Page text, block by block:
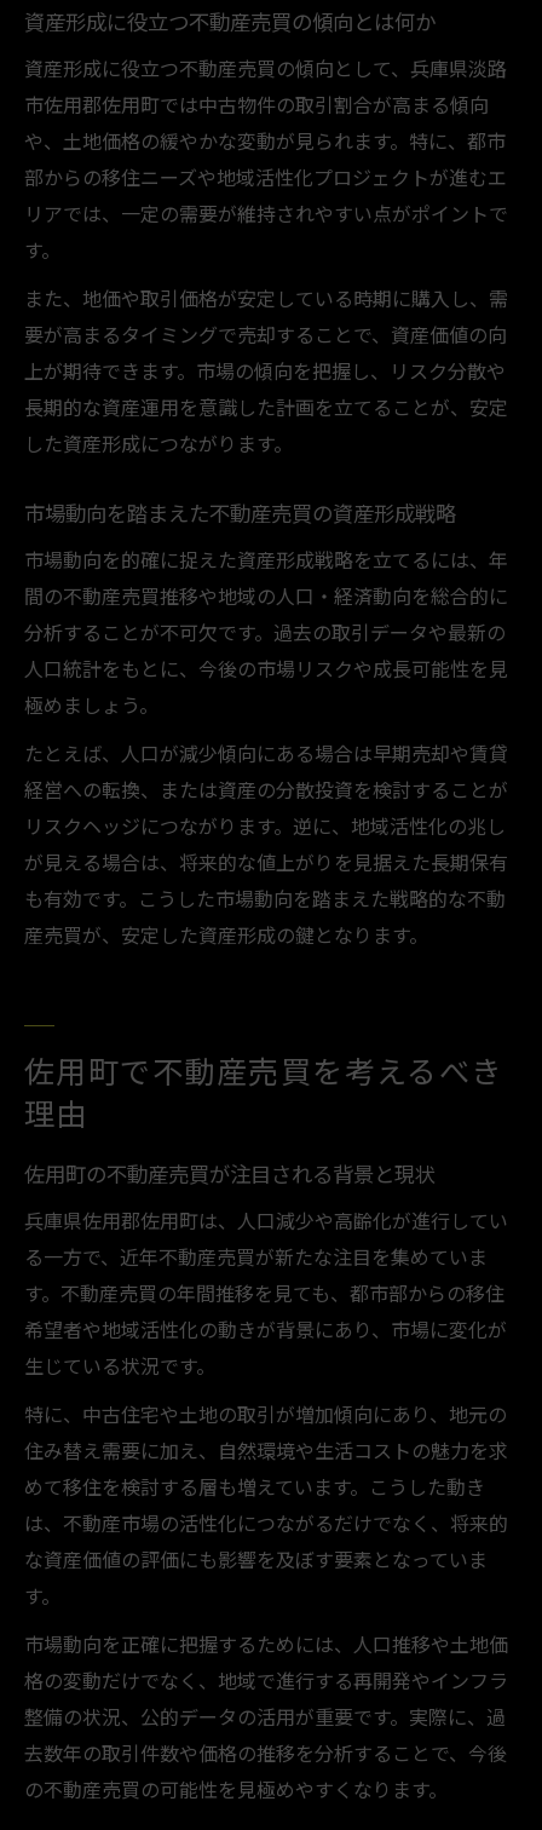
資産形成に役立つ不動産売買の傾向とは何か
資産形成に役立つ不動産売買の傾向として、兵庫県淡路
市佐用郡佐用町では中古物件の取引割合が高まる傾向
や、土地価格の緩やかな変動が見られます。特に、都市
部からの移住ニーズや地域活性化プロジェクトが進むエ
リアでは、一定の需要が維持されやすい点がポイントで
す。
また、地価や取引価格が安定している時期に購入し、需
要が高まるタイミングで売却することで、資産価値の向
上が期待できます。市場の傾向を把握し、リスク分散や
長期的な資産運用を意識した計画を立てることが、安定
した資産形成につながります。
市場動向を踏まえた不動産売買の資産形成戦略
市場動向を的確に捉えた資産形成戦略を立てるには、年
間の不動産売買推移や地域の人口・経済動向を総合的に
分析することが不可欠です。過去の取引データや最新の
人口統計をもとに、今後の市場リスクや成長可能性を見
極めましょう。
たとえば、人口が減少傾向にある場合は早期売却や賃貸
経営への転換、または資産の分散投資を検討することが
リスクヘッジにつながります。逆に、地域活性化の兆し
が見える場合は、将来的な値上がりを見据えた長期保有
も有効です。こうした市場動向を踏まえた戦略的な不動
産売買が、安定した資産形成の鍵となります。
佐用町で不動産売買を考えるべき
理由
佐用町の不動産売買が注目される背景と現状
兵庫県佐用郡佐用町は、人口減少や高齢化が進行してい
る一方で、近年不動産売買が新たな注目を集めていま
す。不動産売買の年間推移を見ても、都市部からの移住
希望者や地域活性化の動きが背景にあり、市場に変化が
生じている状況です。
特に、中古住宅や土地の取引が増加傾向にあり、地元の
住み替え需要に加え、自然環境や生活コストの魅力を求
めて移住を検討する層も増えています。こうした動き
は、不動産市場の活性化につながるだけでなく、将来的
な資産価値の評価にも影響を及ぼす要素となっていま
す。
市場動向を正確に把握するためには、人口推移や土地価
格の変動だけでなく、地域で進行する再開発やインフラ
整備の状況、公的データの活用が重要です。実際に、過
去数年の取引件数や価格の推移を分析することで、今後
の不動産売買の可能性を見極めやすくなります。